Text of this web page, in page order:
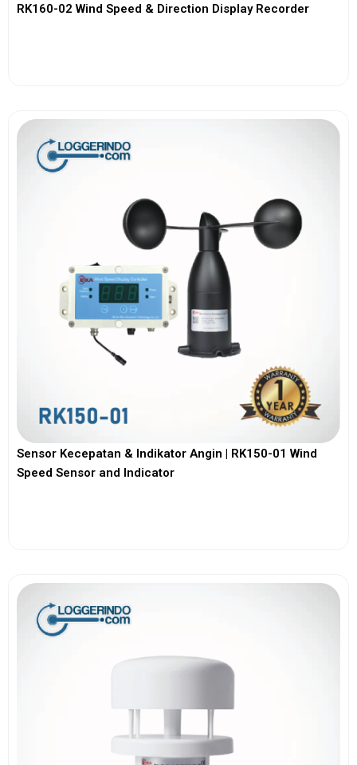
RK160-02 Wind Speed & Direction Display Recorder
Sensor Kecepatan & Indikator Angin | RK150-01 Wind
Speed Sensor and Indicator